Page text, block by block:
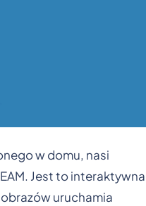
w domu, nasi
Jest to interaktywna
uruchamia